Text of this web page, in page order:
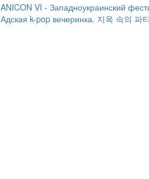
ANICON VI - Западноукраинский
Адская k-pop вечеринка. 지옥 속의 파